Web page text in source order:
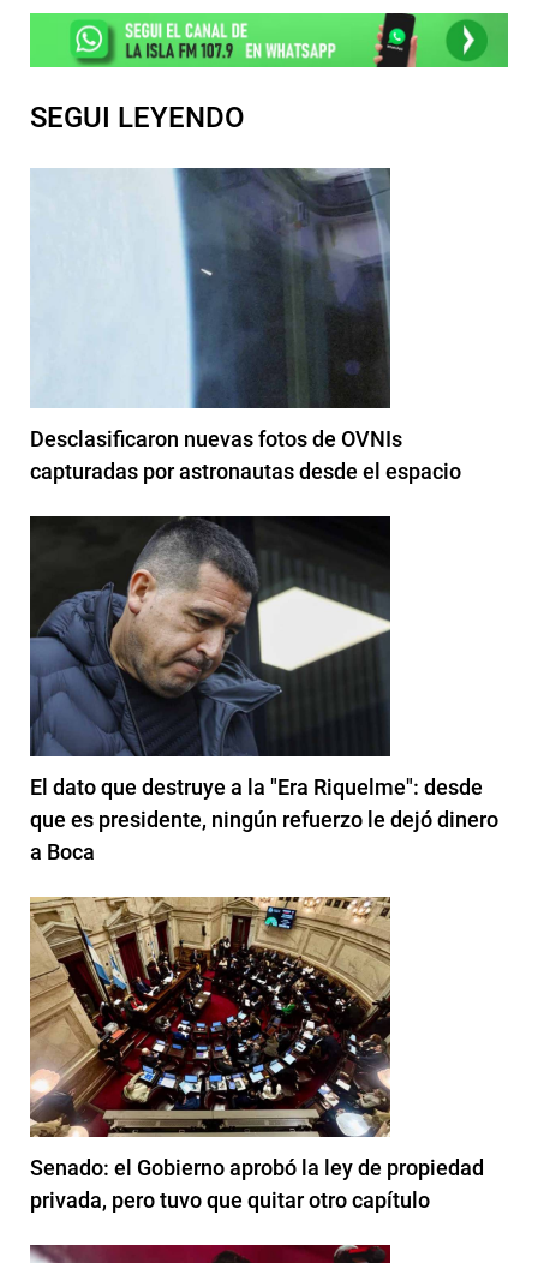
SEGUI LEYENDO
Desclasificaron nuevas fotos de OVNIs
capturadas por astronautas desde el espacio
El dato que destruye a la "Era Riquelme": desde
que es presidente, ningún refuerzo le dejó dinero
a Boca
Senado: el Gobierno aprobó la ley de propiedad
privada, pero tuvo que quitar otro capítulo